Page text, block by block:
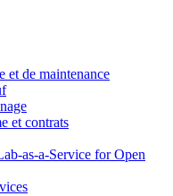
et de maintenance
et contrats
as-a-Service for Open